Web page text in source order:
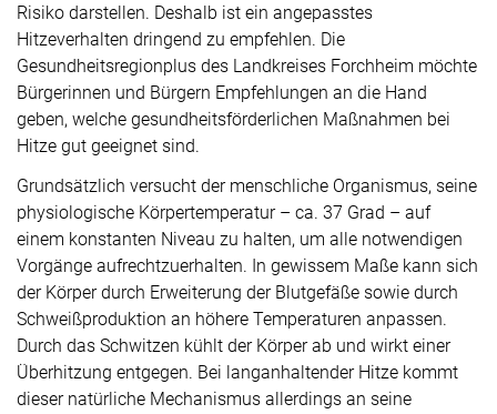
Risiko darstellen. Deshalb ist ein angepasstes
Hitzeverhalten dringend zu empfehlen. Die
Gesundheitsregionplus des Landkreises Forchheim möchte
Bürgerinnen und Bürgern Empfehlungen an die Hand
geben, welche gesundheitsförderlichen Maßnahmen bei
Hitze gut geeignet sind.
Grundsätzlich versucht der menschliche Organismus, seine
physiologische Körpertemperatur – ca. 37 Grad – auf
einem konstanten Niveau zu halten, um alle notwendigen
Vorgänge aufrechtzuerhalten. In gewissem Maße kann sich
der Körper durch Erweiterung der Blutgefäße sowie durch
Schweißproduktion an höhere Temperaturen anpassen.
Durch das Schwitzen kühlt der Körper ab und wirkt einer
Überhitzung entgegen. Bei langanhaltender Hitze kommt
dieser natürliche Mechanismus allerdings an seine